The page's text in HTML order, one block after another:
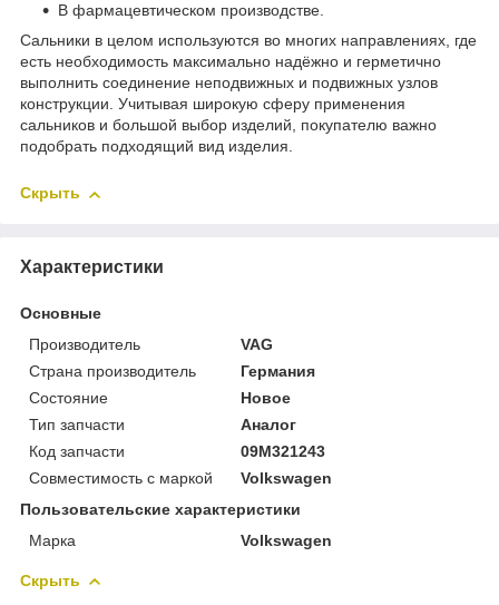
В фармацевтическом производстве.
Сальники в целом используются во многих направлениях, где
есть необходимость максимально надёжно и герметично
выполнить соединение неподвижных и подвижных узлов
конструкции. Учитывая широкую сферу применения
сальников и большой выбор изделий, покупателю важно
подобрать подходящий вид изделия.
Скрыть
Характеристики
Основные
Производитель
VAG
Страна производитель
Германия
Состояние
Новое
Тип запчасти
Аналог
Код запчасти
09M321243
Совместимость с маркой
Volkswagen
Пользовательские характеристики
Марка
Volkswagen
Скрыть